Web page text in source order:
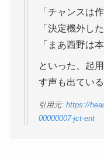
「チャンスは
「決定機外し
「まあ西野は
といった、起
す声も出ている
引用元: https://
00000007-jct-ent